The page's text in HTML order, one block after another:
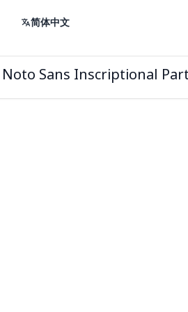
简体中文
Noto Sans Inscriptional